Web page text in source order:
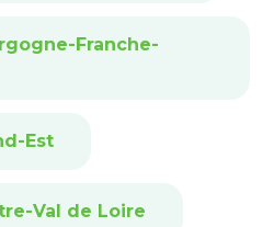
Franche-
Est
Val de Loire